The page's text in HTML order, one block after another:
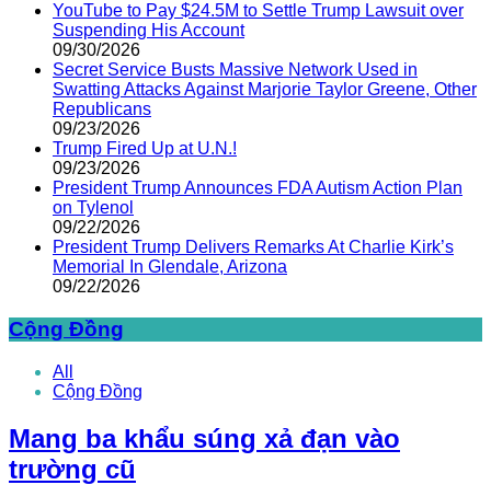
YouTube to Pay $24.5M to Settle Trump Lawsuit over
Suspending His Account
09/30/2026
Secret Service Busts Massive Network Used in
Swatting Attacks Against Marjorie Taylor Greene, Other
Republicans
09/23/2026
Trump Fired Up at U.N.!
09/23/2026
President Trump Announces FDA Autism Action Plan
on Tylenol
09/22/2026
President Trump Delivers Remarks At Charlie Kirk’s
Memorial In Glendale, Arizona
09/22/2026
Cộng Đồng
All
Cộng Đồng
Mang ba khẩu súng xả đạn vào
trường cũ